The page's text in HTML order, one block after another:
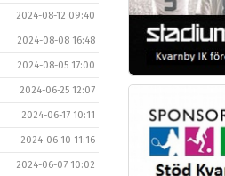
2024-08-12 09:40
2024-08-08 16:48
2024-08-05 17:00
2024-06-25 12:07
2024-06-17 10:11
2024-06-10 11:16
2024-06-07 10:02